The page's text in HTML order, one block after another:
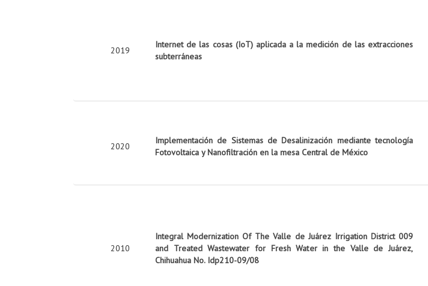
2019
Internet de las cosas (IoT) aplicada a la medición de las extracciones
subterráneas
2020
Implementación de Sistemas de Desalinización mediante tecnología
Fotovoltaica y Nanofiltración en la mesa Central de México
2010
Integral Modernization Of The Valle de Juárez Irrigation District 009
and Treated Wastewater for Fresh Water in the Valle de Juárez,
Chihuahua No. Idp210-09/08